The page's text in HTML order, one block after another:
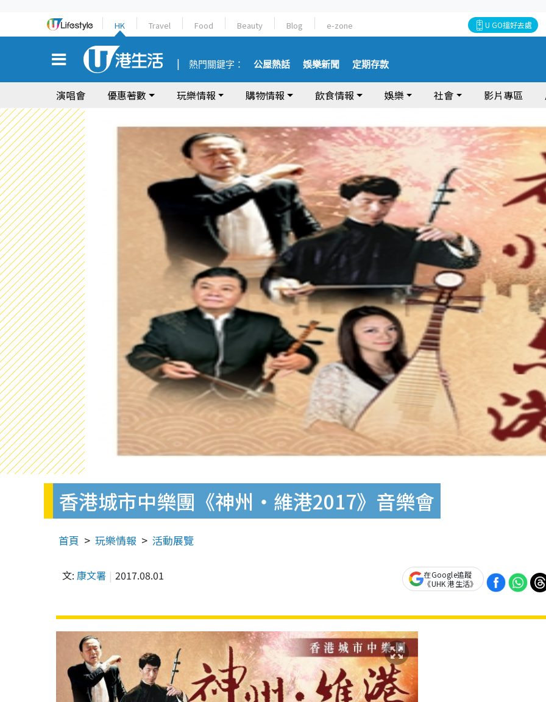
HK Travel Food Beauty Blog e-zone U GO搵好去處
熱門關鍵字： 公屋熱話 娛樂新聞 定期存款
演唱會 優惠著數 玩樂情報 購物情報 飲食情報 娛樂 社會 影片專區
香港城市中樂團《神州‧維港2017》音樂會
首頁 玩樂情報 活動展覽
文: 康文署 2017.08.01
在Google追蹤
《UHK 港生活》